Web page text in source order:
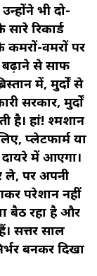
भी दो-
रिकार्ड
वमरों पर
बढ़ाने से साफ
में, मुर्दों से
सरकार, मुर्दों
है। हां! श्मशान
प्लेटफार्म या
में आएगा।
ले, पर अपनी
परेशान नहीं
बैठ रहा है और
सत्तर साल
बनकर दिखा